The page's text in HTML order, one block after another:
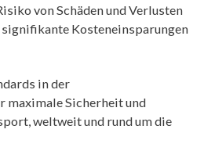
von Schäden und Verlusten
Kosteneinsparungen
in der
maximale Sicherheit und
weltweit und rund um die